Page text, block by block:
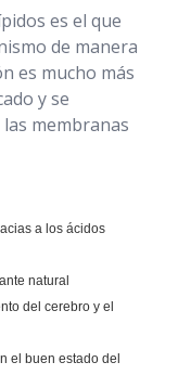
es el que
de manera
es mucho más
y se
membranas
a los ácidos
natural
del cerebro y el
el buen estado del